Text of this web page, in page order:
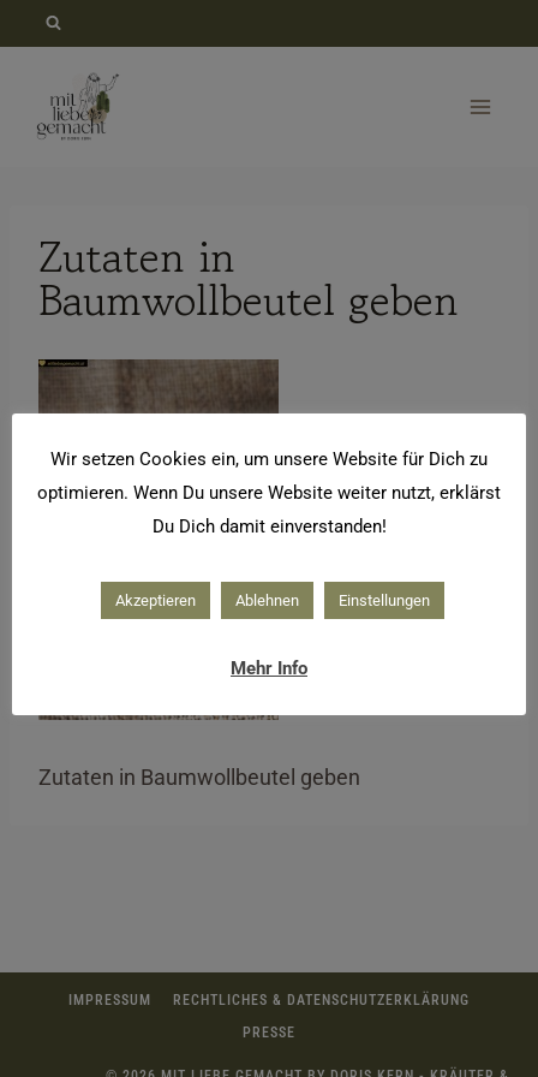
springen
Zutaten in
Baumwollbeutel geben
Zutaten in Baumwollbeutel geben
IMPRESSUM
RECHTLICHES & DATENSCHUTZERKLÄRUNG
PRESSE
Wir setzen Cookies ein, um unsere Website für Dich zu
optimieren. Wenn Du unsere Website weiter nutzt, erklärst
Du Dich damit einverstanden!
Akzeptieren Ablehnen Einstellungen
Mehr Info